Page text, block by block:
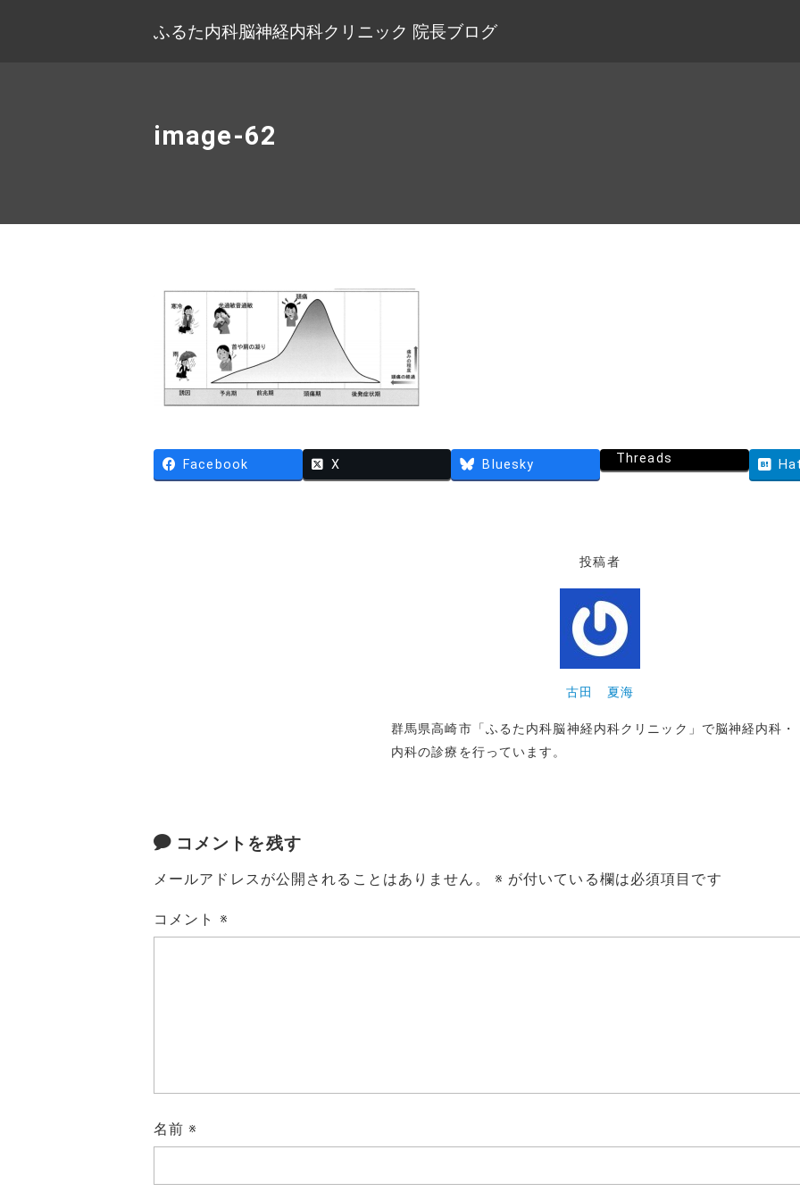
ふるた内科脳神経内科クリニック 院長ブログ
image-62
Facebook X Bluesky Threads
投稿者
古田 夏海
群馬県高崎市「ふるた内科脳神経内科クリニック」で脳神経内科・
内科の診療を行っています。
コメントを残す
メールアドレスが公開されることはありません。 ※ が付いている欄は必須項目です
コメント ※
名前※